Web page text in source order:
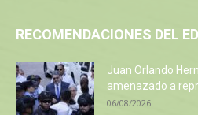
RECOMENDACIONES DEL
Juan Orlando
amenazado a
06/08/2026